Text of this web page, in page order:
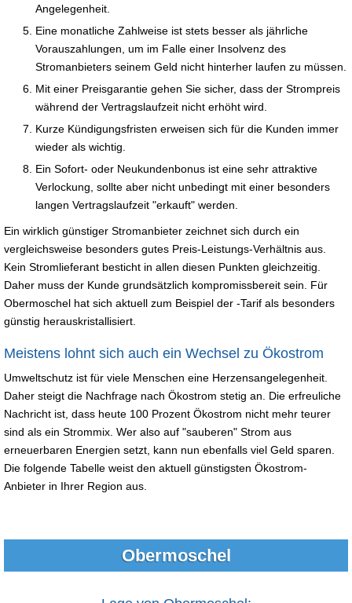
Angelegenheit.
Eine monatliche Zahlweise ist stets besser als jährliche
Vorauszahlungen, um im Falle einer Insolvenz des
Stromanbieters seinem Geld nicht hinterher laufen zu müssen.
Mit einer Preisgarantie gehen Sie sicher, dass der Strompreis
während der Vertragslaufzeit nicht erhöht wird.
Kurze Kündigungsfristen erweisen sich für die Kunden immer
wieder als wichtig.
Ein Sofort- oder Neukundenbonus ist eine sehr attraktive
Verlockung, sollte aber nicht unbedingt mit einer besonders
langen Vertragslaufzeit "erkauft" werden.
Ein wirklich günstiger Stromanbieter zeichnet sich durch ein
vergleichsweise besonders gutes Preis-Leistungs-Verhältnis aus.
Kein Stromlieferant besticht in allen diesen Punkten gleichzeitig.
Daher muss der Kunde grundsätzlich kompromissbereit sein. Für
Obermoschel hat sich aktuell zum Beispiel der -Tarif als besonders
günstig herauskristallisiert.
Meistens lohnt sich auch ein Wechsel zu Ökostrom
Umweltschutz ist für viele Menschen eine Herzensangelegenheit.
Daher steigt die Nachfrage nach Ökostrom stetig an. Die erfreuliche
Nachricht ist, dass heute 100 Prozent Ökostrom nicht mehr teurer
sind als ein Strommix. Wer also auf "sauberen" Strom aus
erneuerbaren Energien setzt, kann nun ebenfalls viel Geld sparen.
Die folgende Tabelle weist den aktuell günstigsten Ökostrom-
Anbieter in Ihrer Region aus.
Obermoschel